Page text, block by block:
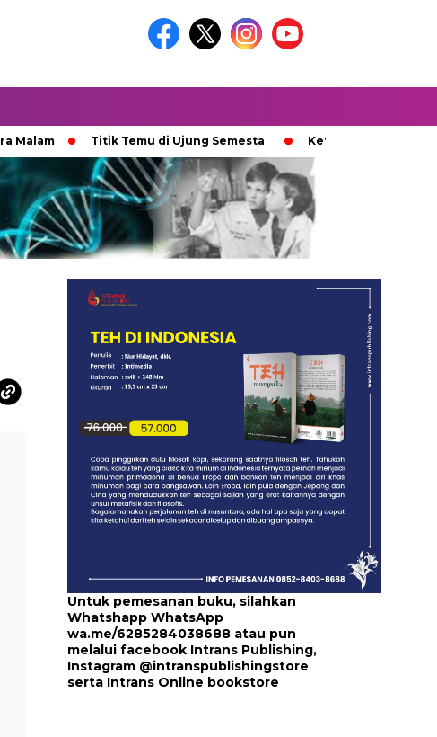
Titik Temu di Ujung Semesta Ketika Ijazah Analog
Untuk pemesanan buku, silahkan
Whatshapp WhatsApp
wa.me/6285284038688 atau pun
melalui facebook Intrans Publishing,
Instagram @intranspublishingstore
serta Intrans Online bookstore